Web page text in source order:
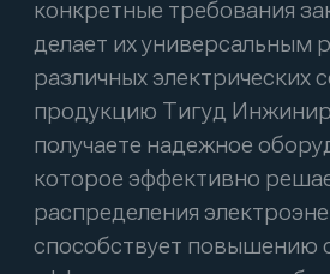
Пользовательское соглашение
Производство
Новости
О нас
Продукция
Отраслевые решения
Проекты
Меню
Представительство
г. Москва, Береговой проезд 5/1